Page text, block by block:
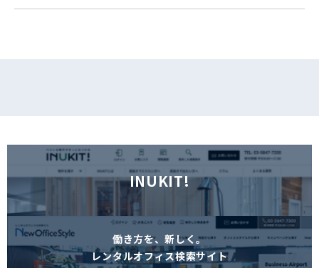
INUKIT!
働き方を、新しく。
レンタルオフィス検索サイト